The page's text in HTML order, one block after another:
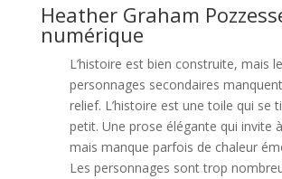
Heather Graham
numérique
L’histoire est bien construite, mais
personnages secondaires
relief. L’histoire est une toile qui se
petit. Une prose élégante qui invite
mais manque parfois de chaleur
Les personnages sont trop